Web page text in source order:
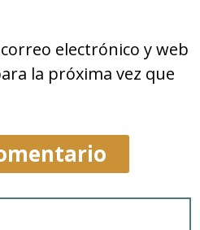
electrónico y web
la próxima vez que